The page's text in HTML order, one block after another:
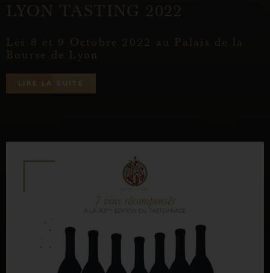
LYON TASTING 2022
Les 8 et 9 Octobre 2022 au Palais de la
Bourse de Lyon
L I R E LA S U IT E